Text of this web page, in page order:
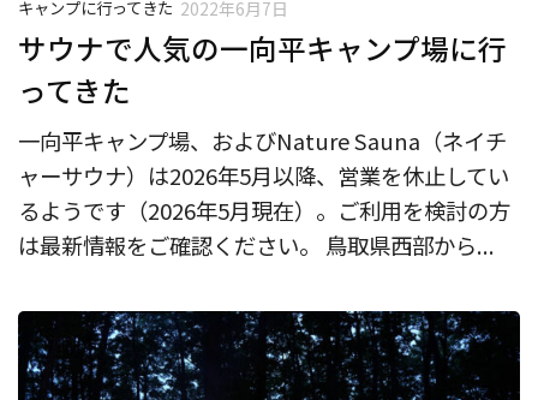
キャンプに行ってきた 2022年6月7日
サウナで人気の一向平キャンプ場に行
ってきた
一向平キャンプ場、およびNature Sauna（ネイチ
ャーサウナ）は2026年5月以降、営業を休止してい
るようです（2026年5月現在）。ご利用を検討の方
は最新情報をご確認ください。 鳥取県西部から...